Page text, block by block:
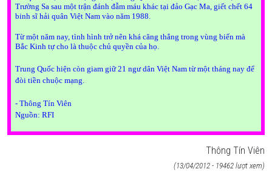
Trường Sa sau một trận đánh đẫm máu khác tại đảo Gạc Ma, giết chết 64
binh sĩ hải quân Việt Nam vào năm 1988.
Từ một năm nay, tình hình trở nên khá căng thẳng trong vùng biển mà
Bắc Kinh tự cho là thuộc chủ quyền của họ.
Trung Quốc hiện còn giam giữ 21 ngư dân ViệtNam từ một tháng nay để
đòi tiền chuộc mạng.
- Thông Tín Viên
Nguồn: RFI
Thông Tín Viên
(13/04/2012 - 19462 lượt xem)